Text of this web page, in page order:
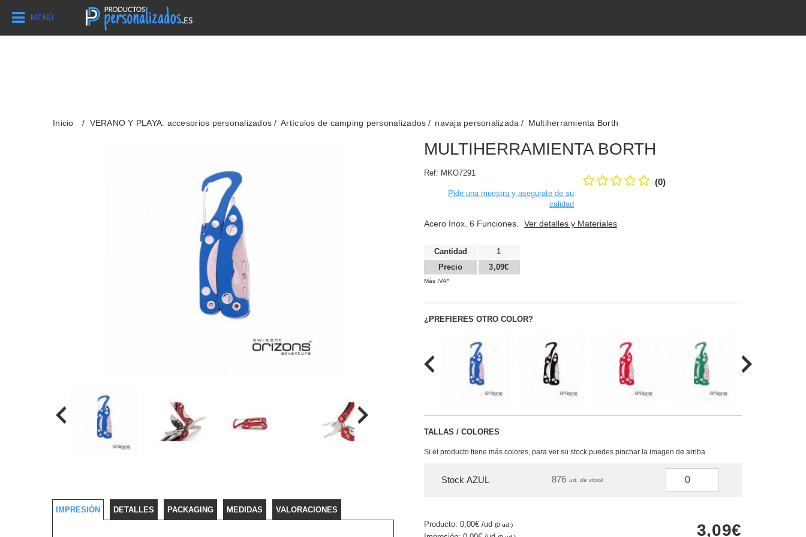
MENÚ
Inicio VERANO Y PLAYA: accesorios personalizados Artículos de camping personalizados navaja personalizada Multiherramienta Borth
IMPRESIÓN DETALLES PACKAGING MEDIDAS VALORACIONES
MULTIHERRAMIENTA BORTH
Ref: MKO7291
(0)
Pide una muestra y asegurate de su
calidad
Acero Inox. 6 Funciones. Ver detalles y Materiales
Cantidad
Precio
1
3,09€
Más IVA*
¿PREFIERES OTRO COLOR?
TALLAS / COLORES
Si el producto tiene más colores, para ver su stock puedes pinchar la imagen de arriba
Stock AZUL 876 ud. de stock
Producto: 0,00€ /ud (0 ud.) 3,09€